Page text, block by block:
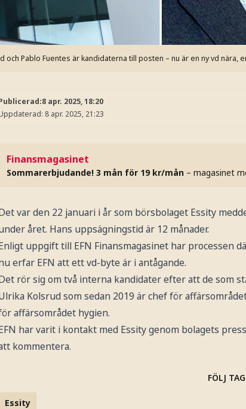
och Pablo Fuentes är kandidaterna till posten – nu är en ny vd nära,
8 apr. 2025, 18:20
8 apr. 2025, 21:23
Finansmagasinet
Sommarerbjudande! 3 mån för 19 kr/mån – magasinet
var den 22 januari i år som börsbolaget Essity
året. Hans uppsägningstid är 12 månader.
uppgift till EFN Finansmagasinet har processen
erfar EFN att ett vd-byte är i antågande.
rör sig om två interna kandidater efter att de som
Kolsrud som sedan 2019 är chef för
affärsområdet hygien.
har varit i kontakt med Essity genom bolagets
kommentera.
FÖLJ
Essity